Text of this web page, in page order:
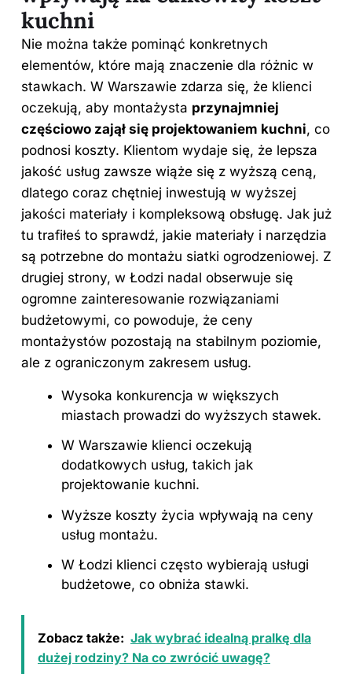
kuchni
Nie można także pominąć konkretnych
elementów, które mają znaczenie dla różnic w
stawkach. W Warszawie zdarza się, że klienci
oczekują, aby montażysta przynajmniej
częściowo zajął się projektowaniem kuchni, co
podnosi koszty. Klientom wydaje się, że lepsza
jakość usług zawsze wiąże się z wyższą ceną,
dlatego coraz chętniej inwestują w wyższej
jakości materiały i kompleksową obsługę. Jak już
tu trafiłeś to sprawdź, jakie materiały i narzędzia
są potrzebne do montażu siatki ogrodzeniowej. Z
drugiej strony, w Łodzi nadal obserwuje się
ogromne zainteresowanie rozwiązaniami
budżetowymi, co powoduje, że ceny
montażystów pozostają na stabilnym poziomie,
ale z ograniczonym zakresem usług.
Wysoka konkurencja w większych
miastach prowadzi do wyższych stawek.
W Warszawie klienci oczekują
dodatkowych usług, takich jak
projektowanie kuchni.
Wyższe koszty życia wpływają na ceny
usług montażu.
W Łodzi klienci często wybierają usługi
budżetowe, co obniża stawki.
Zobacz także: Jak wybrać idealną pralkę dla
dużej rodziny? Na co zwrócić uwagę?